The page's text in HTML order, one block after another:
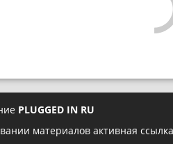
PLUGGED IN RU
материалов активная